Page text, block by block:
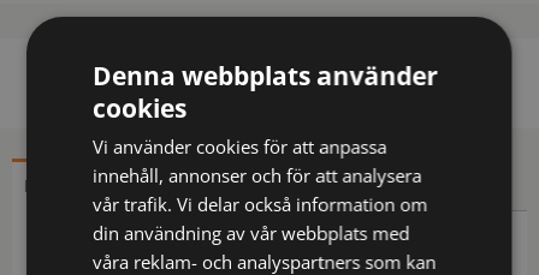
BESKRIVNING YTTERLIGARE INFORMATION
Beskrivning
Denna webbplats använder
cookies
Vi använder cookies för att anpassa
innehåll, annonser och för att analysera
vår trafik. Vi delar också information om
din användning av vår webbplats med
våra reklam- och analyspartners som kan